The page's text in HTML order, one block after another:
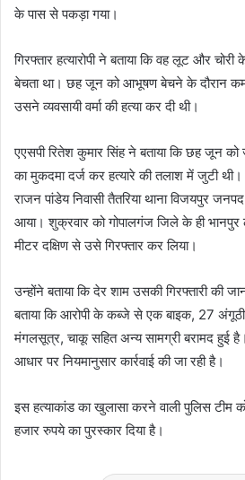
के पास से पकड़ा गया।
गिरफ्तार हत्यारोपी ने बताया कि वह लूट और
बेचता था। छह जून को आभूषण बेचने के दौरान
उसने व्यवसायी वर्मा की हत्या कर दी थी।
एएसपी रितेश कुमार सिंह ने बताया कि छह जून को
का मुकदमा दर्ज कर हत्यारे की तलाश में जुटी
राजन पांडेय निवासी तैतरिया थाना विजयपुर
आया। शुक्रवार को गोपालगंज जिले के ही भानपुर
मीटर दक्षिण से उसे गिरफ्तार कर लिया।
उन्होंने बताया कि देर शाम उसकी गिरफ्तारी की
बताया कि आरोपी के कब्जे से एक बाइक, 27
मंगलसूत्र, चाकू सहित अन्य सामग्री बरामद हुई
आधार पर नियमानुसार कार्रवाई की जा रही है।
इस हत्याकांड का खुलासा करने वाली पुलिस टीम
हजार रुपये का पुरस्कार दिया है।